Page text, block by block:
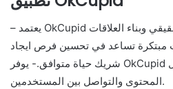
– يعتمد OkCupid على تعزيز التواصل الحقيقي وبناء العلاقات
مبتكرة تساعد في تحسين فرص ايجاد
شريك حياة متوافق.- يوفر OkCupid بيئة آمنة وموثوقة لتبادل
المحتوى والتواصل بين المستخدمين.